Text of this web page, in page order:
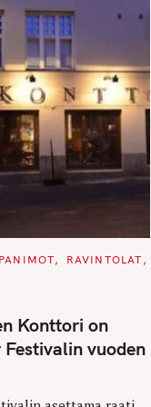
PANIMOT
RAVINTOLAT
Konttori on
vuoden